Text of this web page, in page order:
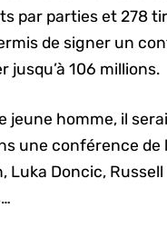
par parties et 278
de signer un
jusqu’à 106 millions.
jeune homme, il
une conférence de
Luka Doncic,